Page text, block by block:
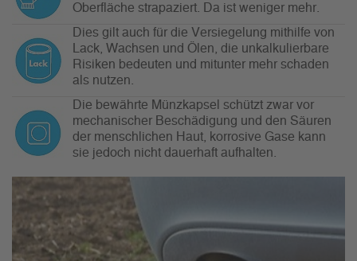
Oberfläche strapaziert. Da ist weniger mehr.
Dies gilt auch für die Versiegelung mithilfe von
Lack, Wachsen und Ölen, die unkalkulierbare
Risiken bedeuten und mitunter mehr schaden
als nutzen.
Die bewährte Münzkapsel schützt zwar vor
mechanischer Beschädigung und den Säuren
der menschlichen Haut, korrosive Gase kann
sie jedoch nicht dauerhaft aufhalten.